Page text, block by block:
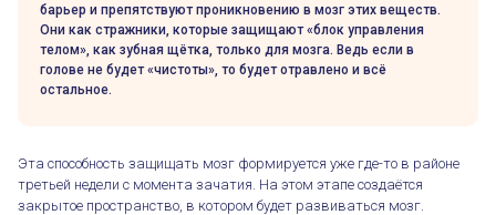
барьер и препятствуют проникновению в мозг этих веществ.
Они как стражники, которые защищают «блок управления
телом», как зубная щётка, только для мозга. Ведь если в
голове не будет «чистоты», то будет отравлено и всё
остальное.
Эта способность защищать мозг формируется уже где-то в районе
третьей недели с момента зачатия. На этом этапе создаётся
закрытое пространство, в котором будет развиваться мозг.